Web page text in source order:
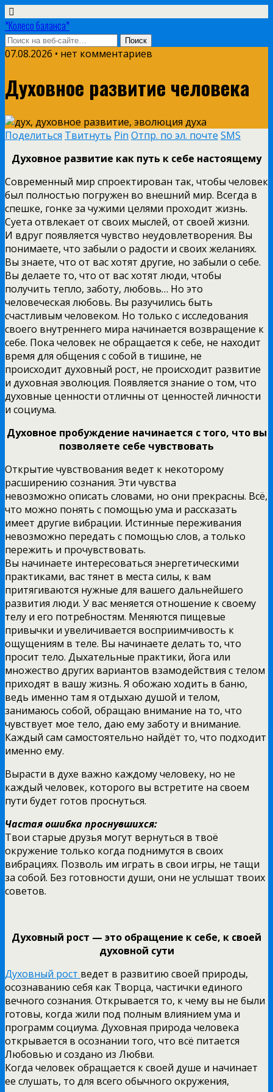
*Колесо баланса*
07.08.2026 • нет комментариев
Духовное развитие человека
Поделиться Твитнуть Pin Отпр. по эл. почте SMS
Духовное развитие как путь к себе настоящему
Современный мир спроектирован так, чтобы человек
был полностью погружен во внешний мир. Всегда в
спешке, гонке за чужими целями проходит жизнь.
Суета отвлекает от своих мыслей, от своей жизни.
И вдруг появляется чувство неудовлетворения. Вы
понимаете, что забыли о радости и своих желаниях.
Вы знаете, что от вас хотят другие, но забыли о себе.
Вы делаете то, что от вас хотят люди, чтобы
получить тепло, заботу, любовь… Но это
человеческая любовь. Вы разучились быть
счастливым человеком. Но только с исследования
своего внутреннего мира начинается возвращение к
себе. Пока человек не обращается к себе, не находит
время для общения с собой в тишине, не
происходит духовный рост, не происходит развитие
и духовная эволюция. Появляется знание о том, что
духовные ценности отличны от ценностей личности
и социума.
Духовное пробуждение начинается с того, что вы
позволяете себе чувствовать
Открытие чувствования ведет к некоторому
расширению сознания. Эти чувства
невозможно описать словами, но они прекрасны. Всё,
что можно понять с помощью ума и рассказать
имеет другие вибрации. Истинные переживания
невозможно передать с помощью слов, а только
пережить и прочувствовать.
Вы начинаете интересоваться энергетическими
практиками, вас тянет в места силы, к вам
притягиваются нужные для вашего дальнейшего
развития люди. У вас меняется отношение к своему
телу и его потребностям. Меняются пищевые
привычки и увеличивается восприимчивость к
ощущениям в теле. Вы начинаете делать то, что
просит тело. Дыхательные практики, йога или
множество других вариантов взамодействия с телом
приходят в вашу жизнь. Я обожаю ходить в баню,
ведь именно там я отдыхаю душой и телом,
занимаюсь собой, обращаю внимание на то, что
чувствует мое тело, даю ему заботу и внимание.
Каждый сам самостоятельно найдёт то, что подходит
именно ему.
Вырасти в духе важно каждому человеку, но не
каждый человек, которого вы встретите на своем
пути будет готов проснуться.
Частая ошибка проснувшихся:
Твои старые друзья могут вернуться в твоё
окружение только когда поднимутся в своих
вибрациях. Позволь им играть в свои игры, не тащи
за собой. Без готовности души, они не услышат твоих
советов.
Духовный рост — это обращение к себе, к своей
духовной сути
Духовный рост ведет в развитию своей природы,
осознаванию себя как Творца, частички единого
вечного сознания. Открывается то, к чему вы не были
готовы, когда жили под полным влиянием ума и
программ социума. Духовная природа человека
открывается в осознании того, что всё питается
Любовью и создано из Любви.
Когда человек обращается к своей душе и начинает
ее слушать, то для всего обычного окружения,